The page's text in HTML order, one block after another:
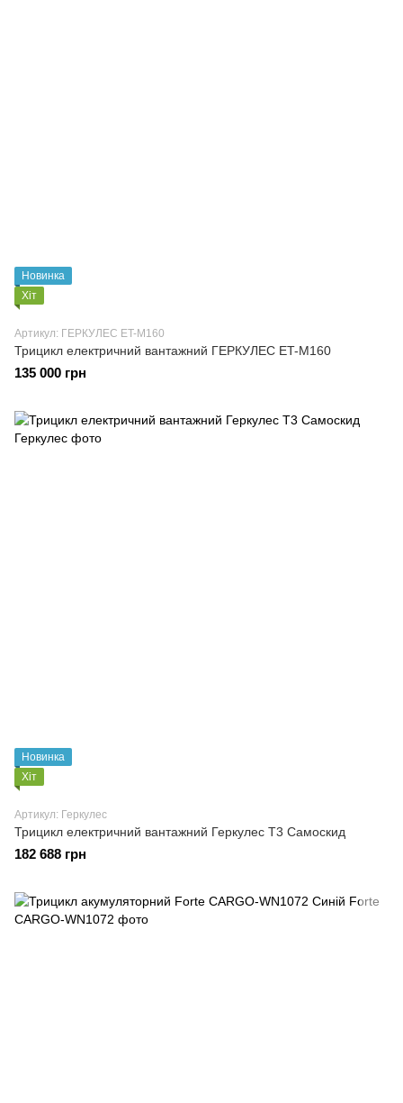
Новинка
Хіт
Артикул: ГЕРКУЛЕС ET-M160
Трицикл електричний вантажний ГЕРКУЛЕС ET-M160
135 000 грн
Новинка
Хіт
Артикул: Геркулес
Трицикл електричний вантажний Геркулес Т3 Самоскид
182 688 грн